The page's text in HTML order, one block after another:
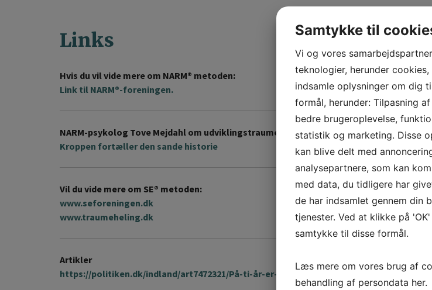
Links
Hvis du vil vide mere om NARM® metoden:
Link til NARM®-foreningen.
NARM-psykolog Tove Mejdahl om udviklingstraumer
Kroppen fortæller den sande historie
Vil du vide mere om SE® metoden:
www.seforeningen.dk
www.traumeheling.dk
Artikler
https://politiken.dk/indland/art7472321/På-ti-år-er-antallet-af-tvangsfjernede-børn-
Samtykke til
Vi og vores
teknologier, herunder
indsamle oplysninger om dig
formål, herunder: Tilpasning
bedre brugeroplevelse,
statistik og marketing. Disse
kan blive delt med
analysepartnere, som kan
med data, du tidligere har
de har indsamlet gennem din
tjenester. Ved at klikke på
samtykke til disse formål.
Læs mere om vores brug af
behandling af persondata her.